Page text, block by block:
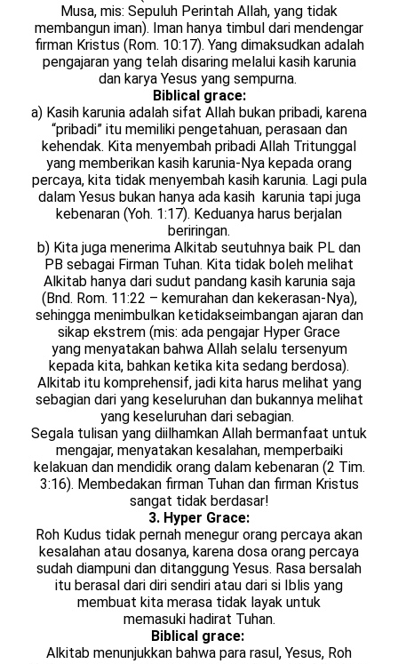
Musa, mis: Sepuluh Perintah Allah, yang tidak
membangun iman). Iman hanya timbul dari mendengar
firman Kristus (Rom. 10:17). Yang dimaksudkan adalah
pengajaran yang telah disaring melalui kasih karunia
dan karya Yesus yang sempurna.
Biblical grace:
a) Kasih karunia adalah sifat Allah bukan pribadi, karena
“pribadi” itu memiliki pengetahuan, perasaan dan
kehendak. Kita menyembah pribadi Allah Tritunggal
yang memberikan kasih karunia-Nya kepada orang
percaya, kita tidak menyembah kasih karunia. Lagi pula
dalam Yesus bukan hanya ada kasih karunia tapi juga
kebenaran (Yoh. 1:17). Keduanya harus berjalan
beriringan.
b) Kita juga menerima Alkitab seutuhnya baik PL dan
PB sebagai Firman Tuhan. Kita tidak boleh melihat
Alkitab hanya dari sudut pandang kasih karunia saja
(Bnd. Rom. 11:22 – kemurahan dan kekerasan-Nya),
sehingga menimbulkan ketidakseimbangan ajaran dan
sikap ekstrem (mis: ada pengajar Hyper Grace
yang menyatakan bahwa Allah selalu tersenyum
kepada kita, bahkan ketika kita sedang berdosa).
Alkitab itu komprehensif, jadi kita harus melihat yang
sebagian dari yang keseluruhan dan bukannya melihat
yang keseluruhan dari sebagian.
Segala tulisan yang diilhamkan Allah bermanfaat untuk
mengajar, menyatakan kesalahan, memperbaiki
kelakuan dan mendidik orang dalam kebenaran (2 Tim.
3:16). Membedakan firman Tuhan dan firman Kristus
sangat tidak berdasar!
3. Hyper Grace:
Roh Kudus tidak pernah menegur orang percaya akan
kesalahan atau dosanya, karena dosa orang percaya
sudah diampuni dan ditanggung Yesus. Rasa bersalah
itu berasal dari diri sendiri atau dari si Iblis yang
membuat kita merasa tidak layak untuk
memasuki hadirat Tuhan.
Biblical grace:
Alkitab menunjukkan bahwa para rasul, Yesus, Roh